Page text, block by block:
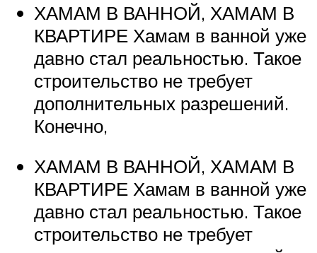
ХАМАМ В ВАННОЙ, ХАМАМ В
КВАРТИРЕ Хамам в ванной уже
давно стал реальностью. Такое
строительство не требует
дополнительных разрешений.
Конечно,
ХАМАМ В ВАННОЙ, ХАМАМ В
КВАРТИРЕ Хамам в ванной уже
давно стал реальностью. Такое
строительство не требует